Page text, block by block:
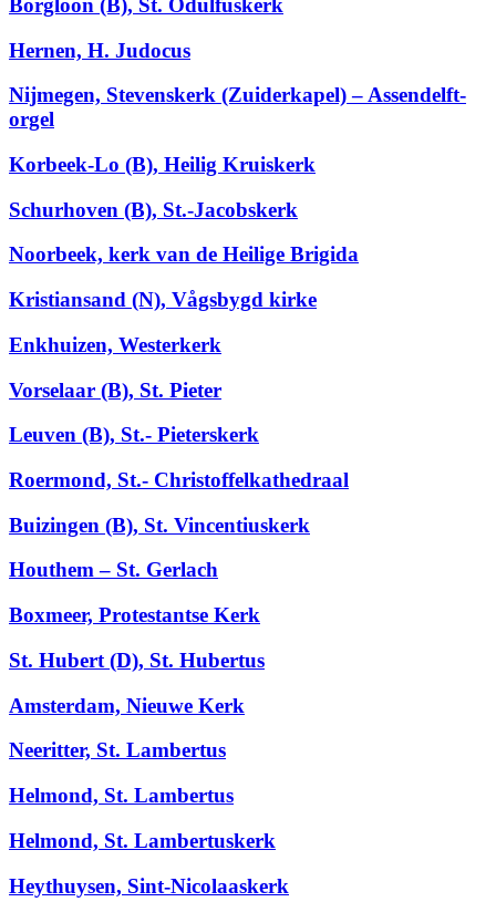
Borgloon (B), St. Odulfuskerk
Hernen, H. Judocus
Nijmegen, Stevenskerk (Zuiderkapel) – Assendelft-
orgel
Korbeek-Lo (B), Heilig Kruiskerk
Schurhoven (B), St.-Jacobskerk
Noorbeek, kerk van de Heilige Brigida
Kristiansand (N), Vågsbygd kirke
Enkhuizen, Westerkerk
Vorselaar (B), St. Pieter
Leuven (B), St.- Pieterskerk
Roermond, St.- Christoffelkathedraal
Buizingen (B), St. Vincentiuskerk
Houthem – St. Gerlach
Boxmeer, Protestantse Kerk
St. Hubert (D), St. Hubertus
Amsterdam, Nieuwe Kerk
Neeritter, St. Lambertus
Helmond, St. Lambertus
Helmond, St. Lambertuskerk
Heythuysen, Sint-Nicolaaskerk